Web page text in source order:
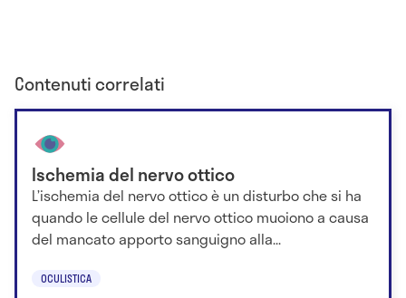
Contenuti correlati
Ischemia del nervo ottico
L’ischemia del nervo ottico è un disturbo che si ha
quando le cellule del nervo ottico muoiono a causa
del mancato apporto sanguigno alla...
OCULISTICA